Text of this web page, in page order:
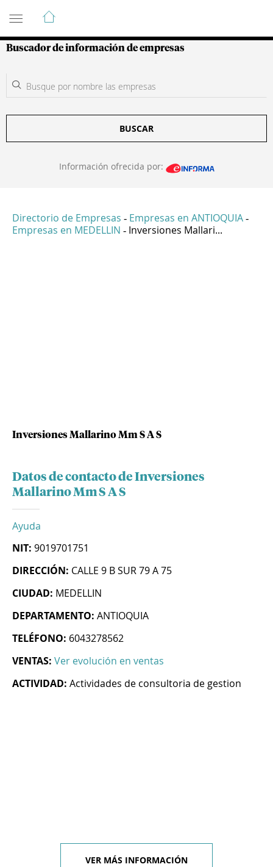
Guía de Empresas Colombianas
Buscador de información de empresas
BUSCAR
Información ofrecida por:
Directorio de Empresas - Empresas en ANTIOQUIA -
Empresas en MEDELLIN - Inversiones Mallari...
Inversiones Mallarino Mm S A S
Datos de contacto de Inversiones
Mallarino Mm S A S
Ayuda
NIT: 9019701751
DIRECCIÓN: CALLE 9 B SUR 79 A 75
CIUDAD: MEDELLIN
DEPARTAMENTO: ANTIOQUIA
TELÉFONO: 6043278562
VENTAS: Ver evolución en ventas
ACTIVIDAD: Actividades de consultoria de gestion
VER MÁS INFORMACIÓN